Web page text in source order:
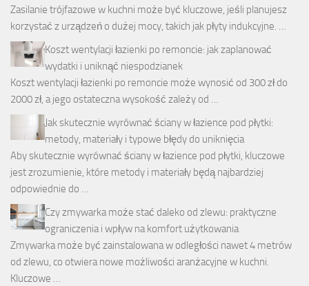
Zasilanie trójfazowe w kuchni może być kluczowe, jeśli planujesz
korzystać z urządzeń o dużej mocy, takich jak płyty indukcyjne. …
Koszt wentylacji łazienki po remoncie: jak zaplanować
wydatki i uniknąć niespodzianek
Koszt wentylacji łazienki po remoncie może wynosić od 300 zł do
2000 zł, a jego ostateczna wysokość zależy od …
Jak skutecznie wyrównać ściany w łazience pod płytki:
metody, materiały i typowe błędy do uniknięcia
Aby skutecznie wyrównać ściany w łazience pod płytki, kluczowe
jest zrozumienie, które metody i materiały będą najbardziej
odpowiednie do …
Czy zmywarka może stać daleko od zlewu: praktyczne
ograniczenia i wpływ na komfort użytkowania
Zmywarka może być zainstalowana w odległości nawet 4 metrów
od zlewu, co otwiera nowe możliwości aranżacyjne w kuchni.
Kluczowe …